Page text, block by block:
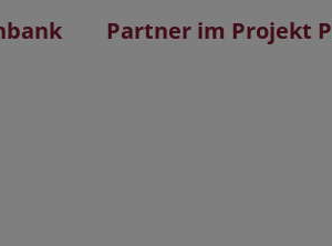
Partner im Projekt